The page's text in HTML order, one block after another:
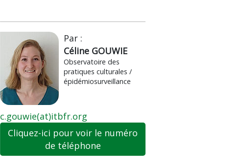
Par :
Céline GOUWIE
Observatoire des
pratiques culturales /
épidémiosurveillance
c.gouwie(at)itbfr.org
Cliquez-ici pour voir le numéro
de téléphone